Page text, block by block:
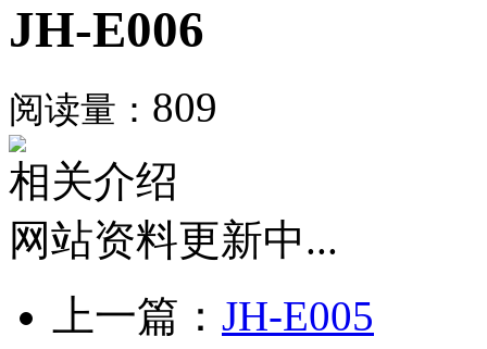
JH-E006
阅读量： 809
相关介绍
网站资料更新中...
上一篇： JH-E005